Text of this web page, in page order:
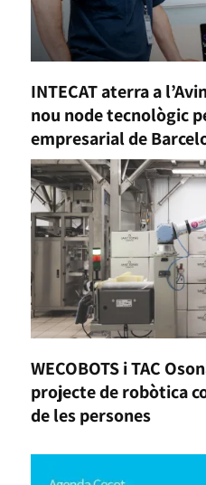
INTECAT aterra a
nou node tecnològic
empresarial de
WECOBOTS i TAC
projecte de robòtica
de les persones